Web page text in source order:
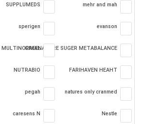
mehr and mah
SUPPLUMEDS
evanson
sperigen
GREENATURE SUGER METABALANCE
MULTINORMAL
FARIHAVEN HEAHT
NUTRABIO
natures only cranmed
pegah
Nestle
caresens N